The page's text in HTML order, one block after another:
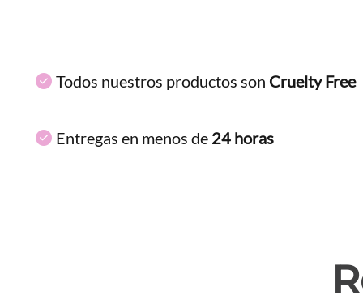
Todos nuestros productos son Cruelty Free
Entregas en menos de 24 horas